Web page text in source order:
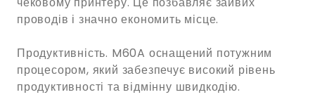
проводів і значно економить місце.
Продуктивність. M60A оснащений потужним
процесором, який забезпечує високий рівень
продуктивності та відмінну швидкодію.